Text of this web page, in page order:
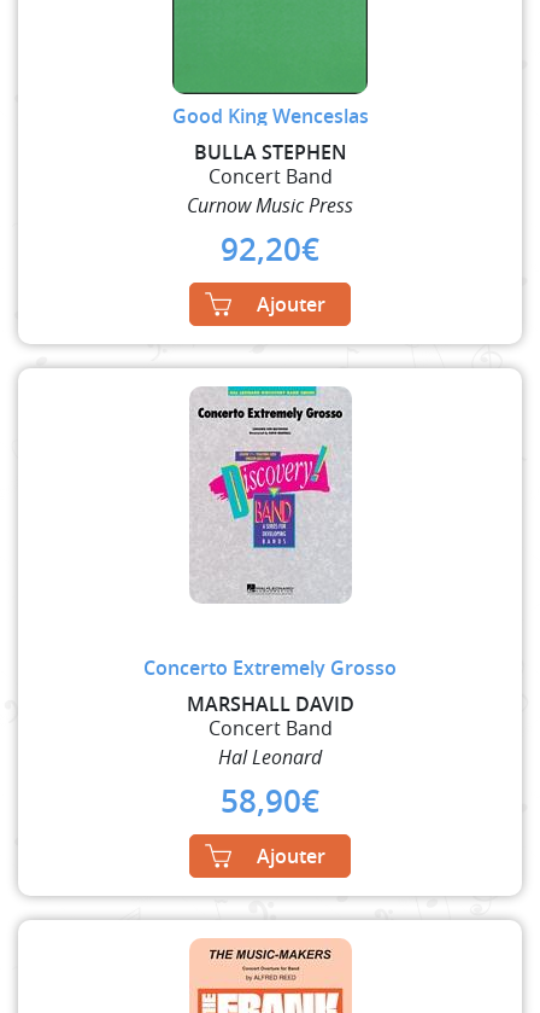
Good King Wenceslas
BULLA STEPHEN
Concert Band
Curnow Music Press
92,20€
Ajouter
Concerto Extremely Grosso
MARSHALL DAVID
Concert Band
Hal Leonard
58,90€
Ajouter